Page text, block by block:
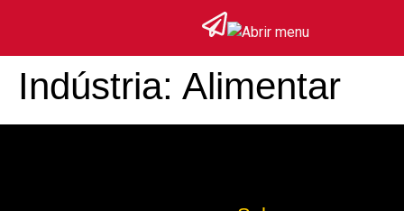
Indústria: Alimentar